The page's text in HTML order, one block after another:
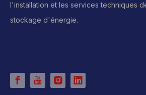
l'installation et les services techniques
stockage d'énergie.